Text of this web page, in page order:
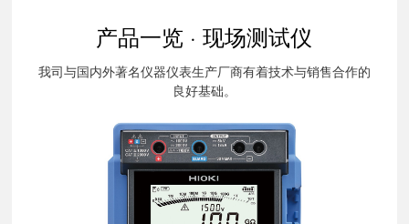
产品一览 · 现场测试仪
我司与国内外著名仪器仪表生产厂商有着技术与销售合作的
良好基础。